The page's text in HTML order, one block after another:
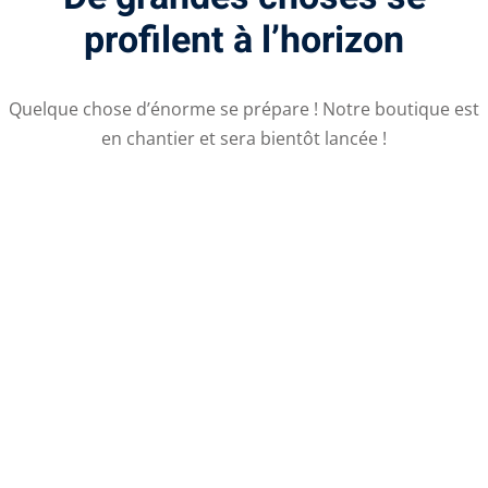
profilent à l’horizon
Quelque chose d’énorme se prépare ! Notre boutique est
en chantier et sera bientôt lancée !